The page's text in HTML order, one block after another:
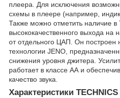
плеера. Для исключения
схемы в плеере (например,
Также можно отметить наличие в
высококачественного выхода на
от отдельного ЦАП. Он построен
технологии JENO,
снижения уровня джитера.
работает в классе АА и
качество звука.
Характеристики